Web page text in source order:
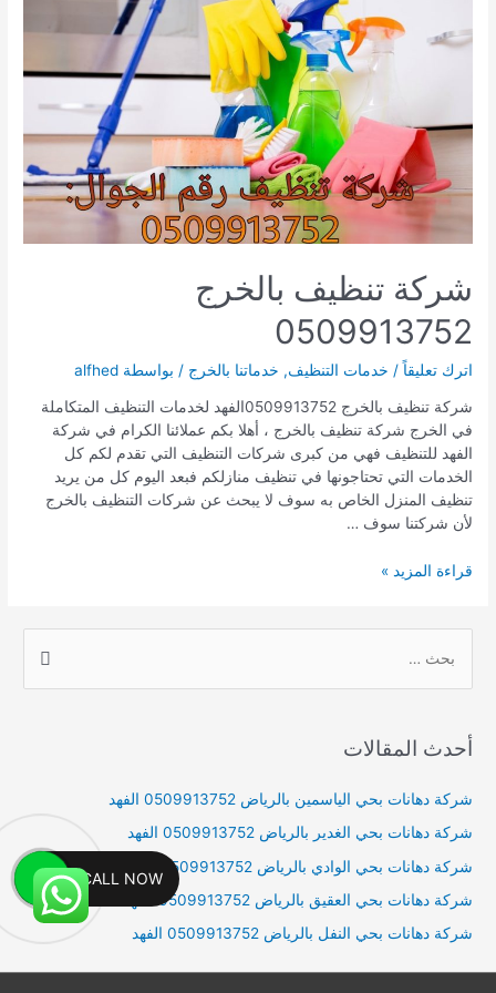
شركة تنظيف بالخرج
0509913752
اترك تعليقاً / خدمات التنظيف, خدماتنا بالخرج / بواسطة alfhed
شركة تنظيف بالخرج 0509913752الفهد لخدمات التنظيف المتكاملة
في الخرج شركة تنظيف بالخرج ، أهلا بكم عملائنا الكرام في شركة
الفهد للتنظيف فهي من كبرى شركات التنظيف التي تقدم لكم كل
الخدمات التي تحتاجونها في تنظيف منازلكم فبعد اليوم كل من يريد
تنظيف المنزل الخاص به سوف لا يبحث عن شركات التنظيف بالخرج
لأن شركتنا سوف …
شركة
قراءة المزيد »
r
c
h
:
أحدث المقالات
شركة دهانات بحي الياسمين بالرياض 0509913752 الفهد
شركة دهانات بحي الغدير بالرياض 0509913752 الفهد
شركة دهانات بحي الوادي بالرياض 0509913752 الفهد
شركة دهانات بحي العقيق بالرياض 0509913752 الفهد
شركة دهانات بحي النفل بالرياض 0509913752 الفهد
CALL NOW